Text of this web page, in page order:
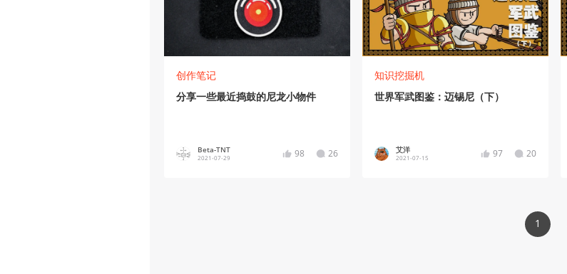
创作笔记
分享一些最近捣鼓的尼龙小物件
Beta-TNT
2021-07-29 98 26
知识挖掘机
世界军武图鉴：迈锡尼（下）
艾洋
2021-07-15 97 20
1